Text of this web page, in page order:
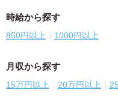
時給から探す
850円以上 1000円以上
月収から探す
15万円以上 20万円以上